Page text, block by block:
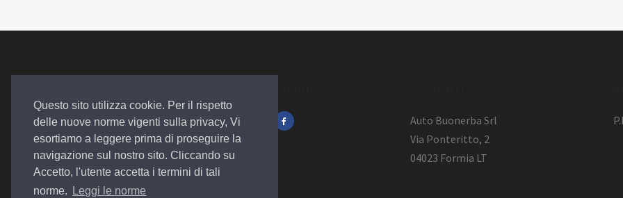
Questo sito utilizza cookie. Per il rispetto
delle nuove norme vigenti sulla privacy, Vi
esortiamo a leggere prima di proseguire la
navigazione sul nostro sito. Cliccando su
Accetto, l'utente accetta i termini di tali
norme.
Leggi le norme
Autosalone
Plurimarche
Auto Buonerba Srl
Via Ponteritto, 2
04023 Formia LT